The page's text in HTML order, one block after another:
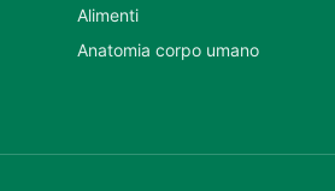
Alimenti
Anatomia corpo umano